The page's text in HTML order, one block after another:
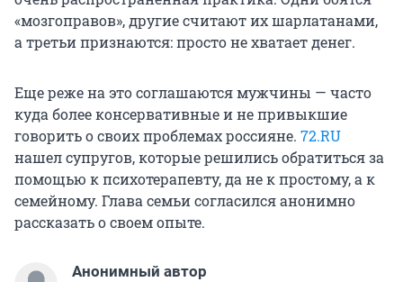
«мозгоправов», другие считают их шарлатанами,
а третьи признаются: просто не хватает денег.
Еще реже на это соглашаются мужчины — часто
куда более консервативные и не привыкшие
говорить о своих проблемах россияне. 72.RU
нашел супругов, которые решились обратиться за
помощью к психотерапевту, да не к простому, а к
семейному. Глава семьи согласился анонимно
рассказать о своем опыте.
Анонимный автор